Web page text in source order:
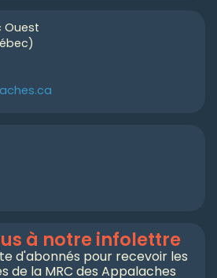
Ouest
à notre infolettre
d'abonnés pour recevoir les
de la MRC des Appalaches